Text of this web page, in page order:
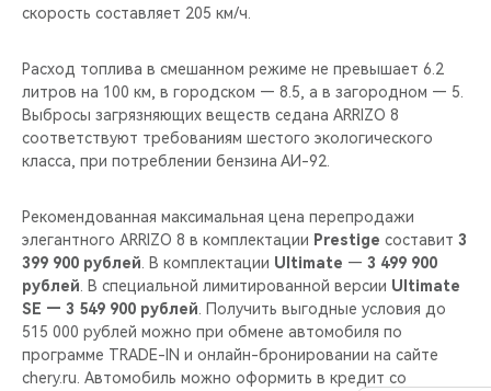
скорость составляет 205 км/ч.
Расход топлива в смешанном режиме не превышает 6.2
литров на 100 км, в городском — 8.5, а в загородном — 5.
Выбросы загрязняющих веществ седана ARRIZO 8
соответствуют требованиям шестого экологического
класса, при потреблении бензина АИ-92.
Рекомендованная максимальная цена перепродажи
элегантного ARRIZO 8 в комплектации Prestige составит 3
399 900 рублей . В комплектации Ultimate — 3 499 900
рублей . В специальной лимитированной версии Ultimate
SE — 3 549 900 рублей . Получить выгодные условия до
515 000 рублей можно при обмене автомобиля по
программе TRADE-IN и онлайн-бронировании на сайте
chery.ru. Автомобиль можно оформить в кредит со